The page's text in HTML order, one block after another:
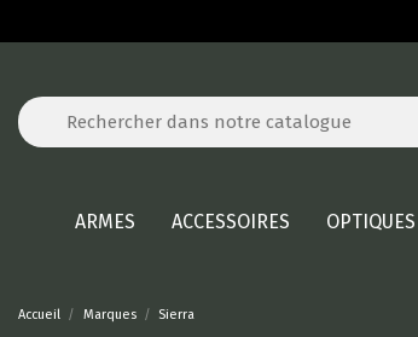
ARMES ACCESSOIRES OPTIQUES
Accueil Marques Sierra